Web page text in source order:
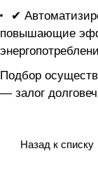
✔
повышающие
Подбор
— залог
Назад к списку